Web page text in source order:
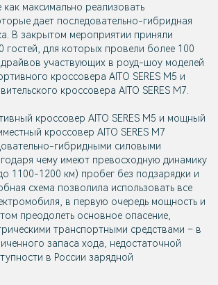
как максимально реализовать
дает последовательно-гибридная
В закрытом мероприятии приняли
гостей, для которых провели более 100
участвующих в роуд-шоу моделей
кроссовера AITO SERES M5 и
кроссовера AITO SERES M7.
кроссовер AITO SERES M5 и мощный
кроссовер AITO SERES M7
гибридными силовыми
чему имеют превосходную динамику
1100-1200 км) пробег без подзарядки и
схема позволила использовать все
в первую очередь мощность и
преодолеть основное опасение,
транспортными средствами – в
запаса хода, недостаточной
в России зарядной